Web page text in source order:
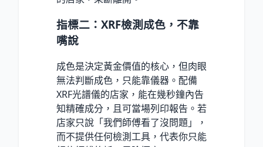
指標二：XRF檢測成色，不靠
嘴說
成色是決定黃金價值的核心，但肉眼
無法判斷成色，只能靠儀器。配備
XRF光譜儀的店家，能在幾秒鐘內告
知精確成分，且可當場列印報告。若
店家只說「我們師傅看了沒問題」，
而不提供任何檢測工具，代表你只能